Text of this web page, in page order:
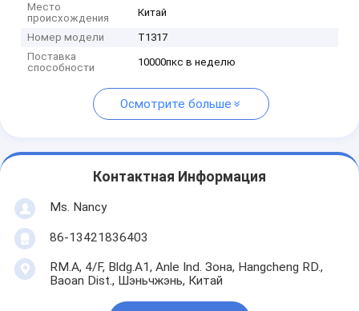
Место
происхождения
Китай
Номер модели
Т1317
Поставка
способности
10000пкс в неделю
Осмотрите больше
Контактная Информация
Ms. Nancy
86-13421836403
RM.A, 4/F, Bldg.A1, Anle Ind. Зона, Hangcheng RD.,
Baoan Dist., Шэньчжэнь, Китай